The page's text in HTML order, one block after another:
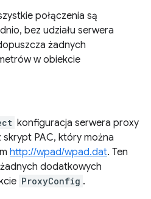
połączenia są
bez udziału serwera
żadnych
w obiekcie
konfiguracja serwera proxy
PAC, który można
http://wpad/wpad.dat. Ten
dodatkowych
ProxyConfig .